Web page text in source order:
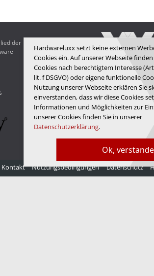
der
Hardwareluxx Media
© Copyright 2025 Hardwareluxx
Kontakt Nutzungsbedingungen Datenschutz
Ok,
Hardwareluxx setzt keine externen
Cookies ein. Auf unserer Webseite
Cookies nach berechtigtem Interesse
lit. f DSGVO) oder eigene funktionelle
Nutzung unserer Webseite erklären Sie
einverstanden, dass wir diese Cookies
Informationen und Möglichkeiten zur
unserer Cookies finden Sie in unserer
Datenschutzerklärung.